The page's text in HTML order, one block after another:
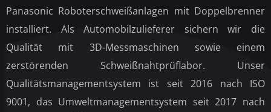
Panasonic Roboterschweißanlagen mit Doppelbrenner
installiert. Als Automobilzulieferer sichern wir die
Qualität mit 3D-Messmaschinen sowie einem
zerstörenden Schweißnahtprüflabor. Unser
Qualitätsmanagementsystem ist seit 2016 nach ISO
9001, das Umweltmanagementsystem seit 2017 nach